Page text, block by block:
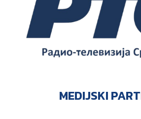
MEDIJSKI